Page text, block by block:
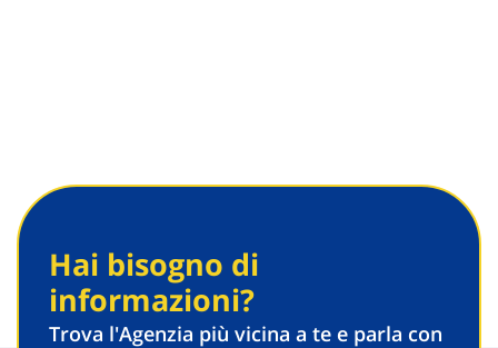
Hai bisogno di
informazioni?
Trova l'Agenzia più vicina a te e parla con